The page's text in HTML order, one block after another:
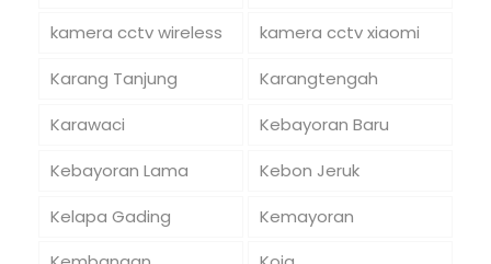
kamera cctv wireless
kamera cctv xiaomi
Karang Tanjung
Karangtengah
Karawaci
Kebayoran Baru
Kebayoran Lama
Kebon Jeruk
Kelapa Gading
Kemayoran